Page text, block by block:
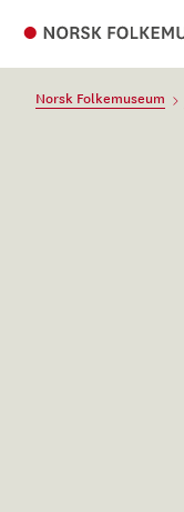
Norsk Folkemuseum